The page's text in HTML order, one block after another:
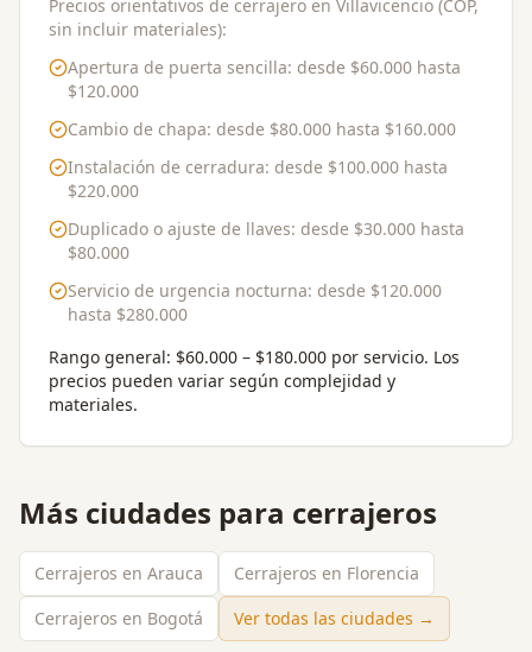
Precios orientativos de cerrajero en Villavicencio (COP,
sin incluir materiales):
Apertura de puerta sencilla: desde $60.000 hasta
$120.000
Cambio de chapa: desde $80.000 hasta $160.000
Instalación de cerradura: desde $100.000 hasta
$220.000
Duplicado o ajuste de llaves: desde $30.000 hasta
$80.000
Servicio de urgencia nocturna: desde $120.000
hasta $280.000
Rango general: $60.000 – $180.000 por servicio. Los
precios pueden variar según complejidad y
materiales.
Más ciudades para cerrajeros
Cerrajeros en Arauca
Cerrajeros en Florencia
Cerrajeros en Bogotá
Ver todas las ciudades →